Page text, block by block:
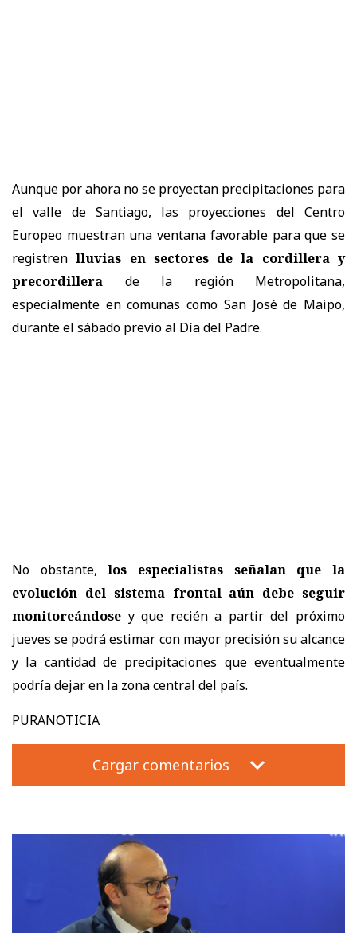
Aunque por ahora no se proyectan precipitaciones para
el valle de Santiago, las proyecciones del Centro
Europeo muestran una ventana favorable para que se
registrenlluvias en sectores de la cordillera y
precordillera de la región Metropolitana,
especialmente en comunas como San José de Maipo,
durante el sábado previo al Día del Padre.
No obstante,los especialistas señalan que la
evolución del sistema frontal aún debe seguir
monitoreándose y que recién a partir del próximo
jueves se podrá estimar con mayor precisión su alcance
y la cantidad de precipitaciones que eventualmente
podría dejar en la zona central del país.
PURANOTICIA
Cargar comentarios